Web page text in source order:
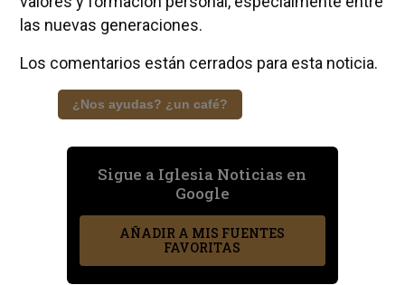
las nuevas generaciones.
Los comentarios están cerrados para esta noticia.
¿Nos ayudas? ¿un café?
Sigue a Iglesia Noticias en
Google
AÑADIR A MIS FUENTES
FAVORITAS